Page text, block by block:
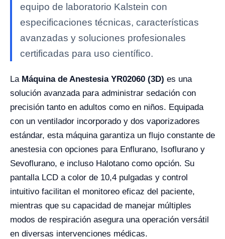
equipo de laboratorio Kalstein con
especificaciones técnicas, características
avanzadas y soluciones profesionales
certificadas para uso científico.
La Máquina de Anestesia YR02060 (3D) es una
solución avanzada para administrar sedación con
precisión tanto en adultos como en niños. Equipada
con un ventilador incorporado y dos vaporizadores
estándar, esta máquina garantiza un flujo constante de
anestesia con opciones para Enflurano, Isoflurano y
Sevoflurano, e incluso Halotano como opción. Su
pantalla LCD a color de 10,4 pulgadas y control
intuitivo facilitan el monitoreo eficaz del paciente,
mientras que su capacidad de manejar múltiples
modos de respiración asegura una operación versátil
en diversas intervenciones médicas.